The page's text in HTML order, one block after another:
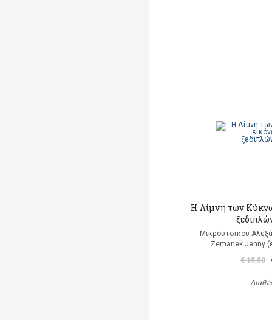
Η Λίμνη των
Μικρούτσικου
Zemanek Jenny
€ 15,50